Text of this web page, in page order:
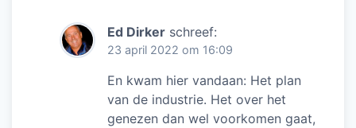
Ed Dirker schreef:
23 april 2022 om 16:09
En kwam hier vandaan: Het plan
van de industrie. Het over het
genezen dan wel voorkomen gaat,